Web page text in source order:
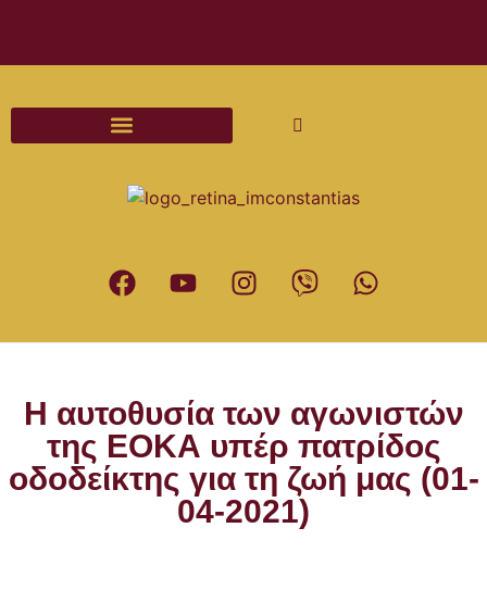
Η αυτοθυσία των αγωνιστών
της ΕΟΚΑ υπέρ πατρίδος
οδοδείκτης για τη ζωή μας (01-
04-2021)